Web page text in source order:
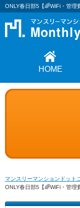
ONLY春日部5【🌈WiFi・管
HOME
マンスリーマンションドット
ONLY春日部5【🌈WiFi・管